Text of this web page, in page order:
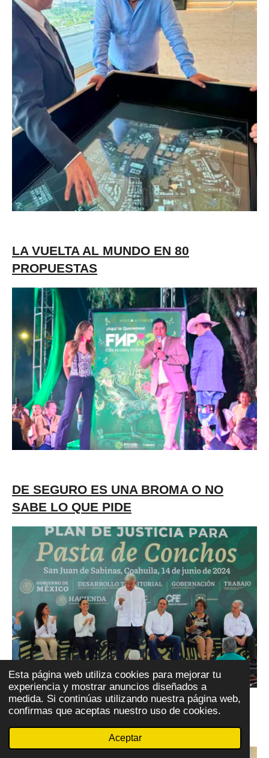
Esta página web utiliza cookies para mejorar tu
experiencia y mostrar anuncios diseñados a
medida. Si continúas utilizando nuestra página web,
confirmas que aceptas nuestro uso de cookies.
Aceptar
LA VUELTA AL MUNDO EN 80
PROPUESTAS
DE SEGURO ES UNA BROMA O NO
SABE LO QUE PIDE
PASTA DE CONCHOS